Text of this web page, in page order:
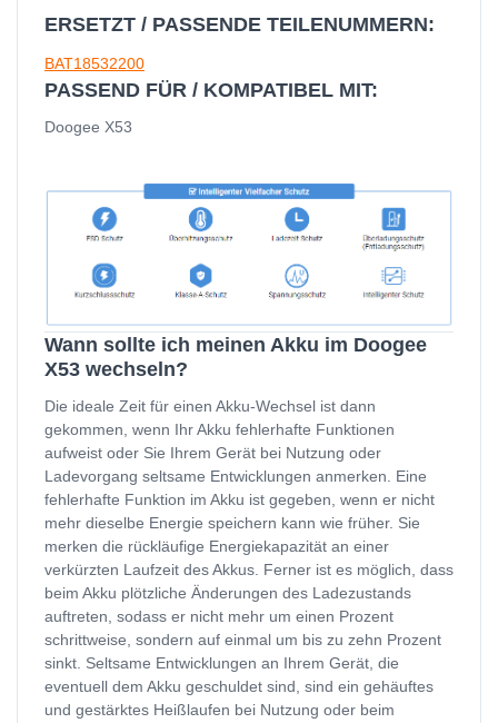
ERSETZT / PASSENDE TEILENUMMERN:
BAT18532200
PASSEND FÜR / KOMPATIBEL MIT:
Doogee X53
Wann sollte ich meinen Akku im Doogee
X53 wechseln?
Die ideale Zeit für einen Akku-Wechsel ist dann
gekommen, wenn Ihr Akku fehlerhafte Funktionen
aufweist oder Sie Ihrem Gerät bei Nutzung oder
Ladevorgang seltsame Entwicklungen anmerken. Eine
fehlerhafte Funktion im Akku ist gegeben, wenn er nicht
mehr dieselbe Energie speichern kann wie früher. Sie
merken die rückläufige Energiekapazität an einer
verkürzten Laufzeit des Akkus. Ferner ist es möglich, dass
beim Akku plötzliche Änderungen des Ladezustands
auftreten, sodass er nicht mehr um einen Prozent
schrittweise, sondern auf einmal um bis zu zehn Prozent
sinkt. Seltsame Entwicklungen an Ihrem Gerät, die
eventuell dem Akku geschuldet sind, sind ein gehäuftes
und gestärktes Heißlaufen bei Nutzung oder beim